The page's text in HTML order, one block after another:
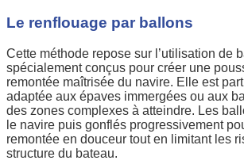
Le renflouage par ballons
Cette méthode repose sur l’utilisation de
spécialement conçus pour créer une
remontée maîtrisée du navire. Elle est
adaptée aux épaves immergées ou aux
des zones complexes à atteindre. Les
le navire puis gonflés progressivement
remontée en douceur tout en limitant les
structure du bateau.